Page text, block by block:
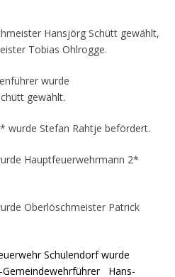
Hansjörg Schütt gewählt,
Tobias Ohlrogge.
wurde
gewählt.
wurde Stefan Rahtje befördert.
Hauptfeuerwehrmann 2*
Oberlöschmeister Patrick
Schulendorf wurde
Hans-